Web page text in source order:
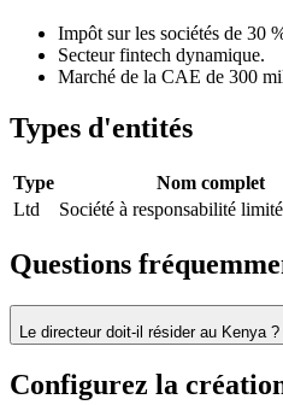
Impôt sur les sociétés de 30
Secteur fintech dynamique.
Marché de la CAE de 300
Types d'entités
Type Nom complet
Ltd
Société à responsabilité
Questions
Le directeur doit-il résider au Kenya ?
Configurez la